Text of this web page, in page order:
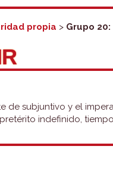
propia > Grupo
de subjuntivo y el
indefinido,